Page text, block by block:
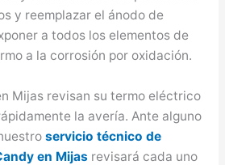
y reemplazar el ánodo de
a todos los elementos de
a la corrosión por oxidación.
Mijas revisan su termo eléctrico
la avería. Ante alguno
servicio técnico de
en Mijasrevisará cada uno